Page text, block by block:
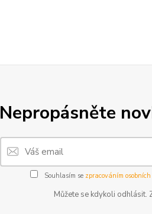
Nepropásněte
Souhlasím se zpracováním
Můžete se kdykoli odhlásit.